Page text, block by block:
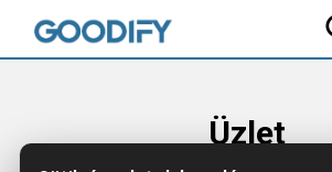
Üzlet